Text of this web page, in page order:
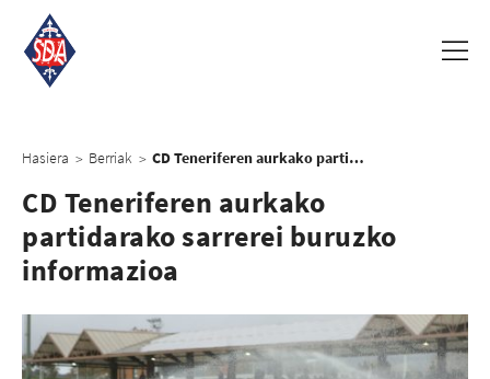
Hasiera > Berriak > CD Teneriferen aurkako partidarako sarrerei buruzko informazioa
CD Teneriferen aurkako
partidarako sarrerei buruzko
informazioa